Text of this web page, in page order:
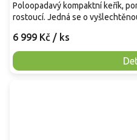
6 999 Kč / ks
Poloopadavý kompaktní keřík,
rostoucí. Jedná se o